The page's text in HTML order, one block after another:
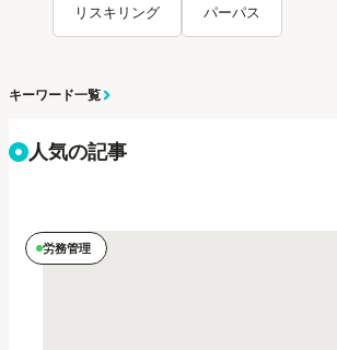
リスキリング パーパス
キーワード一覧
人気の記事
労務管理